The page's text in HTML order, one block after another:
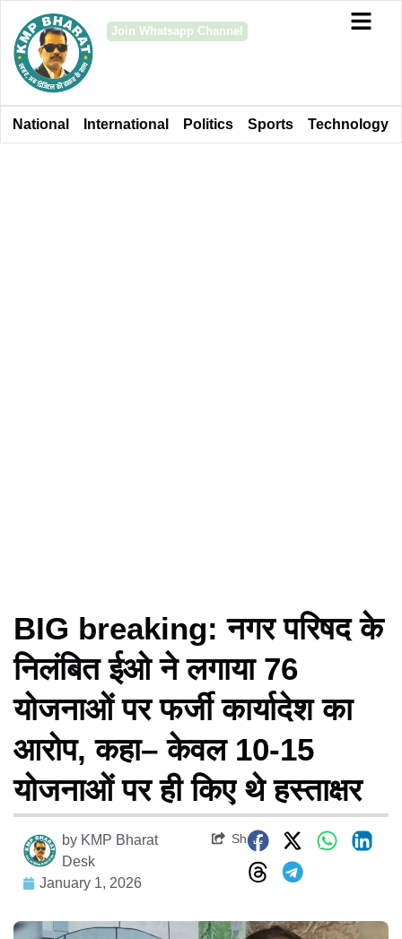
Join Whatsapp Channel
National International Politics Sports Technology
BIG breaking: नगर परिषद के
निलंबित ईओ ने लगाया 76
योजनाओं पर फर्जी कार्यादेश का
आरोप, कहा– केवल 10-15
योजनाओं पर ही किए थे हस्ताक्षर
by KMP Bharat
Desk
January 1, 2026
Share